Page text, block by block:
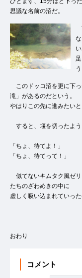
思議な名前の沼だ。
う
このドッコ沼を更に下
滝」があるのだという。
やはりこの先に進みたい
すると、堰を切ったよう
「ちょ、待てよ！」
「ちょ、待てって！」
似てないキムタク風ゼ
たちのざわめきの中に
虚しく吸い込まれていった(
おわり
コメント